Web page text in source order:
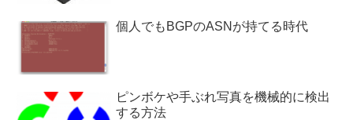
個人でもBGPのASNが持てる時代
ピンボケや手ぶれ写真を機械的に検出
する方法